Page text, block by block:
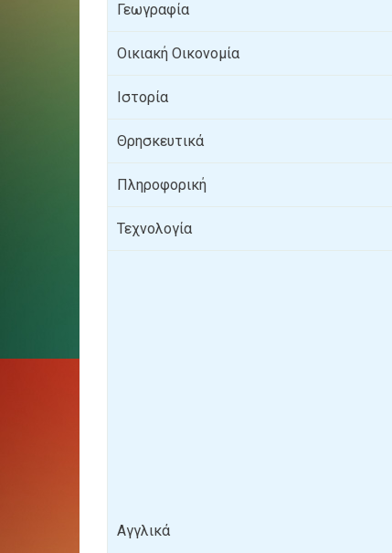
Γεωγραφία
Οικιακή Οικονομία
Ιστορία
Θρησκευτικά
Πληροφορική
Τεχνολογία
Αγγλικά